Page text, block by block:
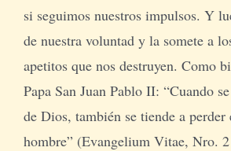
si seguimos nuestros impulsos. Y
de nuestra voluntad y la somete a
apetitos que nos destruyen. Como
Papa San Juan Pablo II: “Cuando
de Dios, también se tiende a perder
hombre” (Evangelium Vitae, Nro.